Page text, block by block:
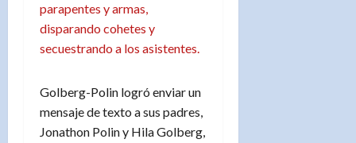
parapentes y armas,
disparando cohetes y
secuestrando a los asistentes.
Golberg-Polin logró enviar un
mensaje de texto a sus padres,
Jonathon Polin y Hila Golberg,